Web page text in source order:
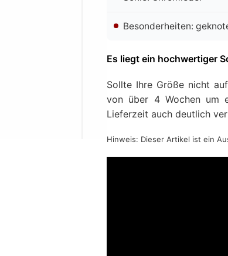
Besonderheiten:
Es liegt ein hochwertiger
Sollte Ihre Größe nicht
von über 4 Wochen um
Lieferzeit auch deutlich
Hinweis: Dieser Artikel ist ein